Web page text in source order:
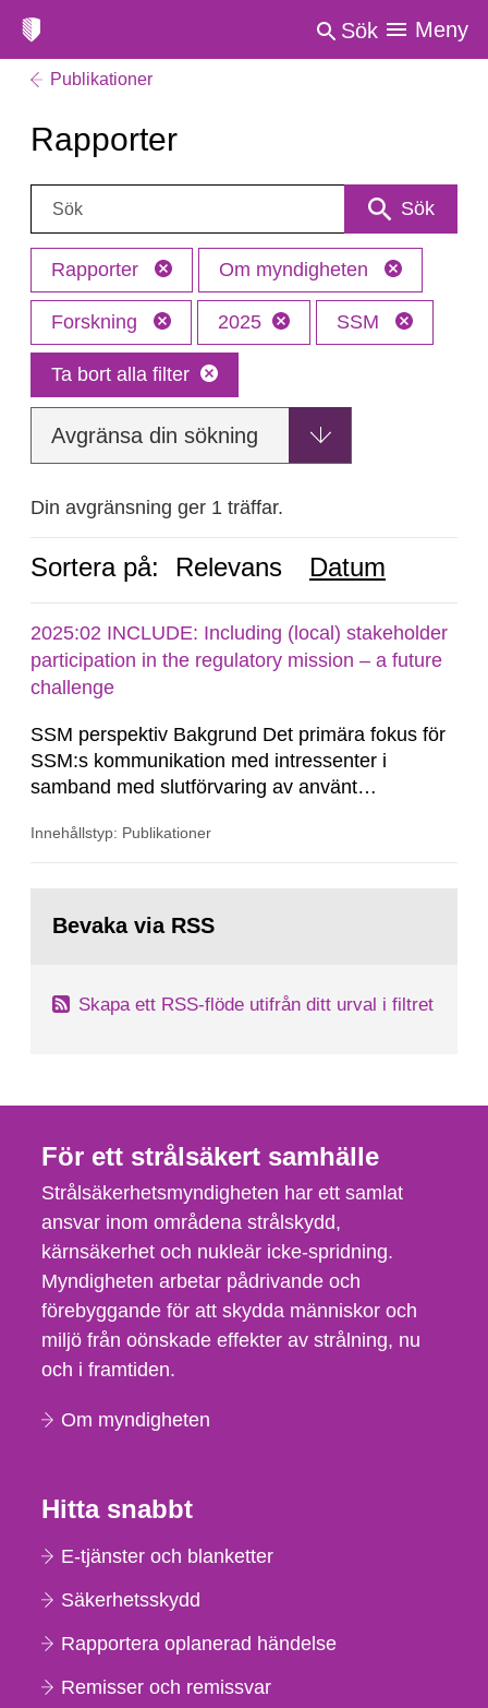
Sök Meny
Publikationer
Rapporter
Sök: Sök
Rapporter Om myndigheten
Forskning 2025 SSM
Ta bort alla filter
Avgränsa din sökning
Din avgränsning ger 1 träffar.
Sortera på: Relevans Datum
2025:02 INCLUDE: Including (local) stakeholder
participation in the regulatory mission – a future
challenge
SSM perspektiv Bakgrund Det primära fokus för
SSM:s kommunikation med intressenter i
samband med slutförvaring av använt
legat på formella samrådsprocesser kring den
tillståndsansökningar enligt kärntekniklagen.
Innehållstyp: Publikationer
sida:Bevaka via RSS
Skapa ett RSS-flöde utifrån ditt urval i filtret
För ett strålsäkert samhälle
Strålsäkerhetsmyndigheten har ett samlat
ansvar inom områdena strålskydd,
kärnsäkerhet och nukleär icke-spridning.
Myndigheten arbetar pådrivande och
förebyggande för att skydda människor och
miljö från oönskade effekter av strålning, nu
och i framtiden.
Om myndigheten
Hitta snabbt
E-tjänster och blanketter
Säkerhetsskydd
Rapportera oplanerad händelse
Remisser och remissvar